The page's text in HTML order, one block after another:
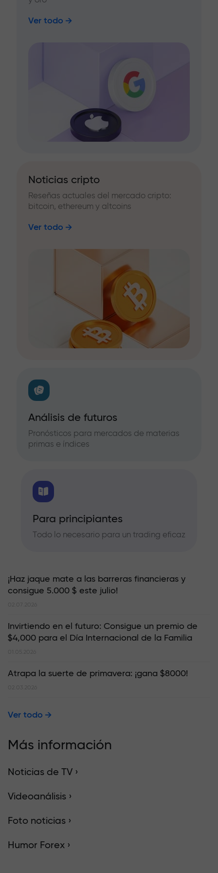
Ver todo
Noticias cripto
Reseñas actuales del mercado cripto:
bitcoin, ethereum y altcoins
Ver todo
Análisis de futuros
Pronósticos para mercados de materias
primas e índices
Para principiantes
Todo lo necesario para un trading eficaz
¡Haz jaque mate a las barreras financieras y
consigue 5.000 $ este julio!
02.07.2026
Invirtiendo en el futuro: Consigue un premio de
$4,000 para el Día Internacional de la Familia
01.05.2026
Atrapa la suerte de primavera: ¡gana $8000!
02.03.2026
Ver todo
Más información
Noticias de TV ›
Videoanálisis ›
Foto noticias ›
Humor Forex ›